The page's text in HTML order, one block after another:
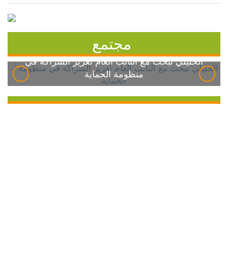
مجتمع
الخليلي تبحث مع النائب العام تعزيز الشراكة في
منظومة الحماية